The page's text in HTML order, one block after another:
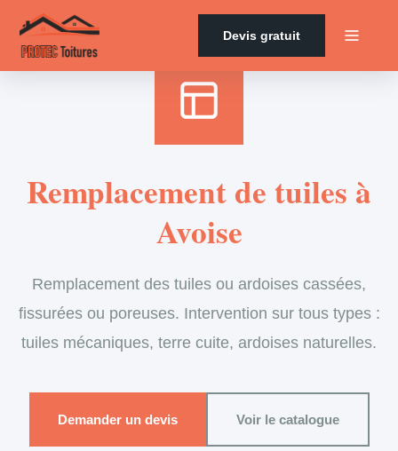
Devis gratuit
Remplacement de tuiles à
Avoise
Remplacement des tuiles ou ardoises cassées,
fissurées ou poreuses. Intervention sur tous types :
tuiles mécaniques, terre cuite, ardoises naturelles.
Demander un devis Voir le catalogue